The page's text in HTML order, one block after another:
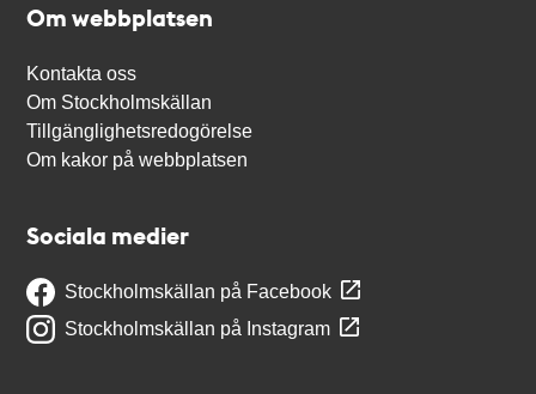
Om webbplatsen
Kontakta oss
Om Stockholmskällan
Tillgänglighetsredogörelse
Om kakor på webbplatsen
Sociala medier
Stockholmskällan på Facebook
Stockholmskällan på Instagram